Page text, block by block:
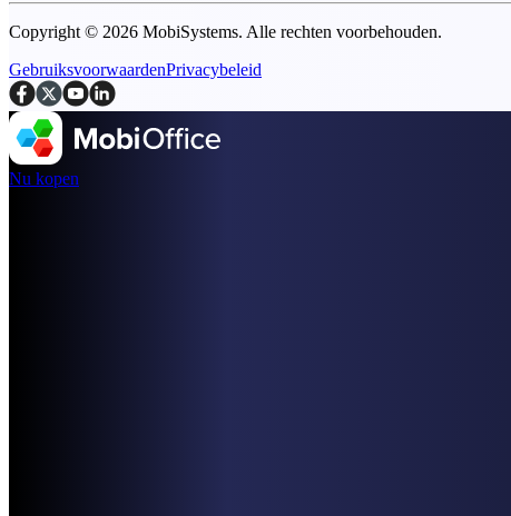
Copyright © 2026 MobiSystems. Alle rechten voorbehouden.
GebruiksvoorwaardenPrivacybeleid
Nu kopen